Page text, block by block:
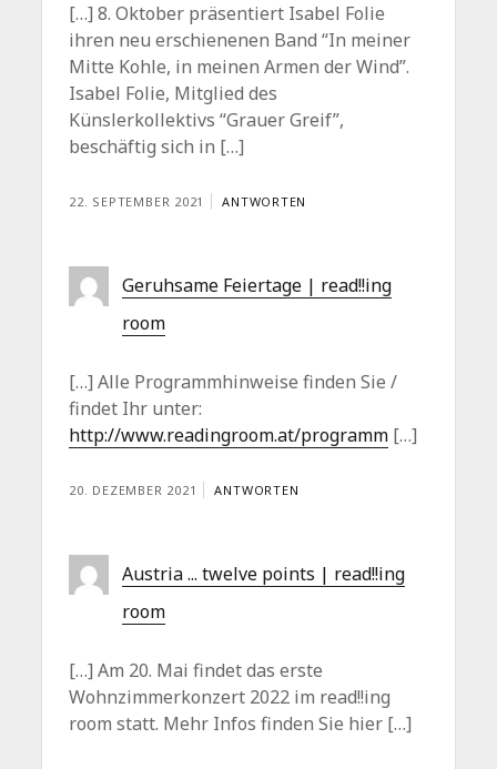
[…] 8. Oktober präsentiert Isabel Folie
ihren neu erschienenen Band “In meiner
Mitte Kohle, in meinen Armen der Wind”.
Isabel Folie, Mitglied des
Künslerkollektivs “Grauer Greif”,
beschäftig sich in […]
22. SEPTEMBER 2021 ANTWORTEN
Geruhsame Feiertage | read!!ing
room
[…] Alle Programmhinweise finden Sie /
findet Ihr unter:
http://www.readingroom.at/programm […]
20. DEZEMBER 2021 ANTWORTEN
Austria ... twelve points | read!!ing
room
[…] Am 20. Mai findet das erste
Wohnzimmerkonzert 2022 im read!!ing
room statt. Mehr Infos finden Sie hier […]